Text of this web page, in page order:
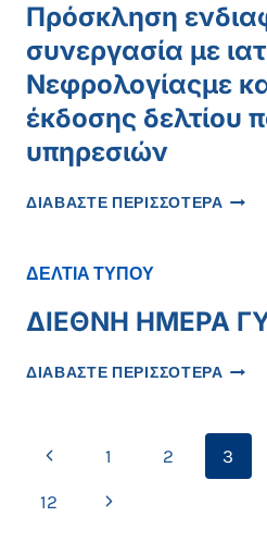
Πρόσκληση
συνεργασία με
Νεφρολογίαςμε
έκδοσης δελτίου
υπηρεσιών
ΔΙΑΒΑΣΤΕ ΠΕΡΙΣΣΟΤΕΡΑ
ΔΕΛΤΙΑ ΤΥΠΟΥ
ΔΙΕΘΝΗ ΗΜΕΡΑ
ΔΙΑΒΑΣΤΕ ΠΕΡΙΣΣΟΤΕΡΑ
Page
navigation
Previous
Page
1 2 3
12
Next